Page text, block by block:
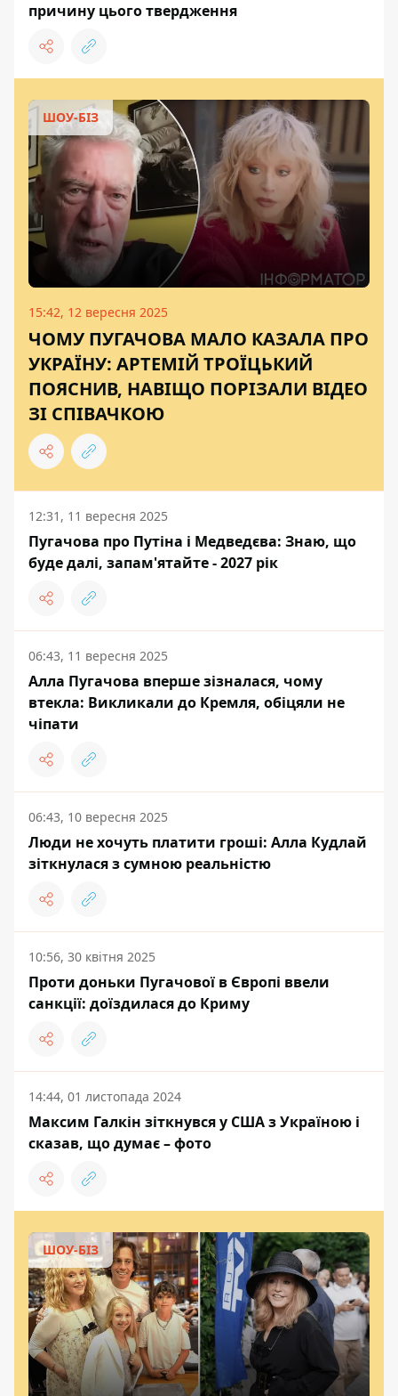
причину цього твердження
ШОУ-БІЗ
15:42, 12 вересня 2025
ЧОМУ ПУГАЧОВА МАЛО КАЗАЛА ПРО
УКРАЇНУ: АРТЕМІЙ ТРОЇЦЬКИЙ
ПОЯСНИВ, НАВІЩО ПОРІЗАЛИ ВІДЕО
ЗІ СПІВАЧКОЮ
12:31, 11 вересня 2025
Пугачова про Путіна і Медведєва: Знаю, що
буде далі, запам'ятайте - 2027 рік
06:43, 11 вересня 2025
Алла Пугачова вперше зізналася, чому
втекла: Викликали до Кремля, обіцяли не
чіпати
06:43, 10 вересня 2025
Люди не хочуть платити гроші: Алла Кудлай
зіткнулася з сумною реальністю
10:56, 30 квітня 2025
Проти доньки Пугачової в Європі ввели
санкції: доїздилася до Криму
14:44, 01 листопада 2024
Максим Галкін зіткнувся у США з Україною і
сказав, що думає – фото
ШОУ-БІЗ